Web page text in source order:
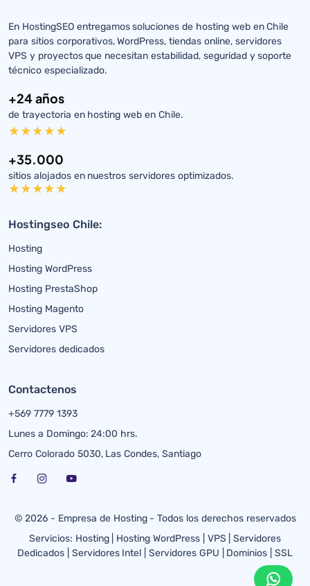
En HostingSEO entregamos soluciones de hosting web en Chile
para sitios corporativos, WordPress, tiendas online, servidores
VPS y proyectos que necesitan estabilidad, seguridad y soporte
técnico especializado.
+24 años
de trayectoria en hosting web en Chile.
+35.000
sitios alojados en nuestros servidores optimizados.
Hostingseo Chile:
Hosting
Hosting WordPress
Hosting PrestaShop
Hosting Magento
Servidores VPS
Servidores dedicados
Contactenos
+569 7779 1393
Lunes a Domingo: 24:00 hrs.
Cerro Colorado 5030, Las Condes, Santiago
© 2026 - Empresa de Hosting - Todos los derechos reservados
Servicios: Hosting| Hosting WordPress VPS |Servidores
Dedicados| Servidores Intel Servidores GPU Dominios |SSL